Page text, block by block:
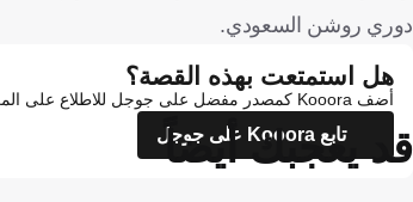
دوري روشن السعودي.
هل استمتعت بهذه القصة؟
أضف Kooora كمصدر مفضل على جوجل للاطلاع على المزيد من تقاريرنا
تابع Kooora على جوجل
قد يعجبك أيضاً